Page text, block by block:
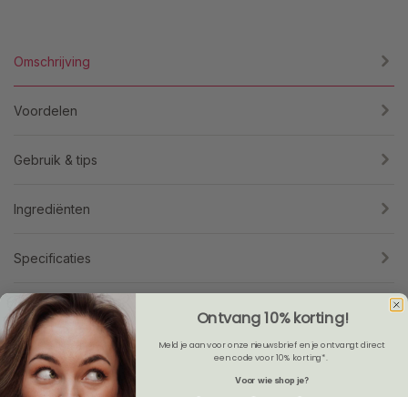
Omschrijving
Voordelen
Gebruik & tips
Ingrediënten
Specificaties
Reviews
Leaflet
Ontvang 10% korting!
Meld je aan voor onze nieuwsbrief en je ontvangt direct
een code voor 10% korting*.
Voor wie shop je?